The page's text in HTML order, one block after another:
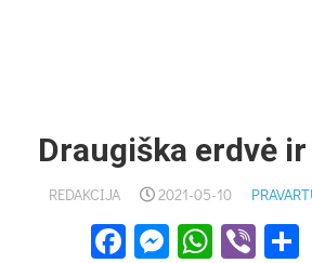
Draugiška erdvė
REDAKCIJA 2021-05-10
Facebook